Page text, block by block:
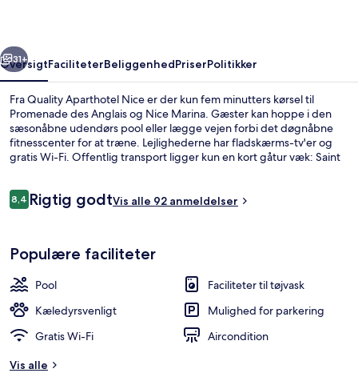
Næste
31+
OversigtFaciliteterBeliggenhedPriserPolitikker
Fra Quality Aparthotel Nice er der kun fem minutters kørsel til
Promenade des Anglais og Nice Marina. Gæster kan hoppe i den
sæsonåbne udendørs pool eller lægge vejen forbi det døgnåbne
fitnesscenter for at træne. Lejlighederne har fladskærms-tv'er og
gratis Wi-Fi. Offentlig transport ligger kun en kort gåtur væk: Saint
Anmeldelser
8,48,4 ud af 10.
Rigtig godtVis alle 92 anmeldelser
Populære faciliteter
Pool
Faciliteter til tøjvask
Kæledyrsvenligt
Mulighed for parkering
Gratis Wi-Fi
Aircondition
Vis alle